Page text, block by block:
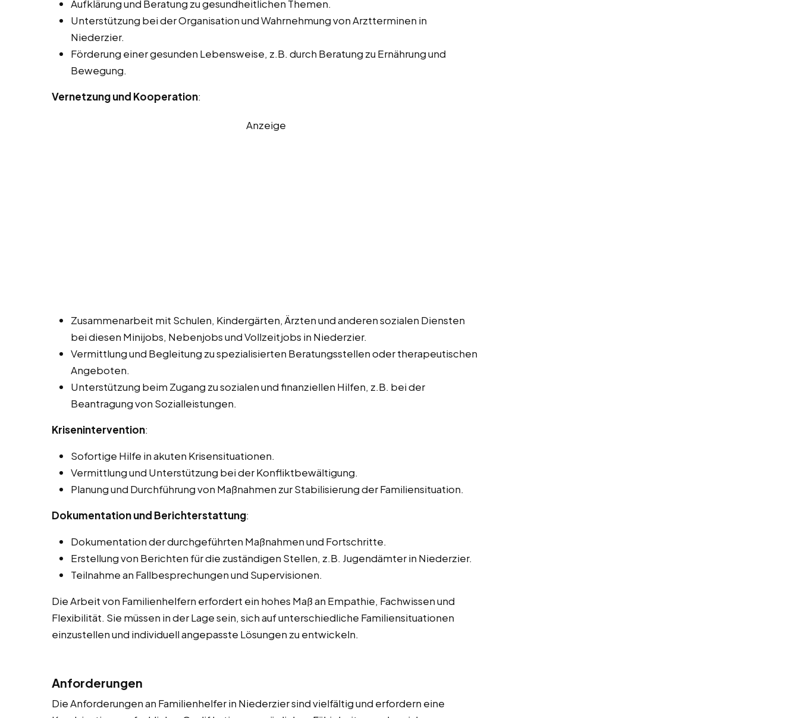
Aufklärung und Beratung zu gesundheitlichen Themen.
Unterstützung bei der Organisation und Wahrnehmung von Arztterminen in
Niederzier.
Förderung einer gesunden Lebensweise, z.B. durch Beratung zu Ernährung und
Bewegung.
Vernetzung und Kooperation:
Anzeige
Zusammenarbeit mit Schulen, Kindergärten, Ärzten und anderen sozialen Diensten
bei diesen Minijobs, Nebenjobs und Vollzeitjobs in Niederzier.
Vermittlung und Begleitung zu spezialisierten Beratungsstellen oder therapeutischen
Angeboten.
Unterstützung beim Zugang zu sozialen und finanziellen Hilfen, z.B. bei der
Beantragung von Sozialleistungen.
Krisenintervention:
Sofortige Hilfe in akuten Krisensituationen.
Vermittlung und Unterstützung bei der Konfliktbewältigung.
Planung und Durchführung von Maßnahmen zur Stabilisierung der Familiensituation.
Dokumentation und Berichterstattung:
Dokumentation der durchgeführten Maßnahmen und Fortschritte.
Erstellung von Berichten für die zuständigen Stellen, z.B. Jugendämter in Niederzier.
Teilnahme an Fallbesprechungen und Supervisionen.
Die Arbeit von Familienhelfern erfordert ein hohes Maß an Empathie, Fachwissen und
Flexibilität. Sie müssen in der Lage sein, sich auf unterschiedliche Familiensituationen
einzustellen und individuell angepasste Lösungen zu entwickeln.
Anforderungen
Die Anforderungen an Familienhelfer in Niederzier sind vielfältig und erfordern eine